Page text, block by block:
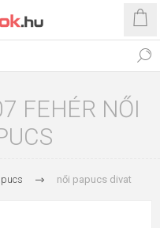
FEHÉR NŐI
női papucs divat